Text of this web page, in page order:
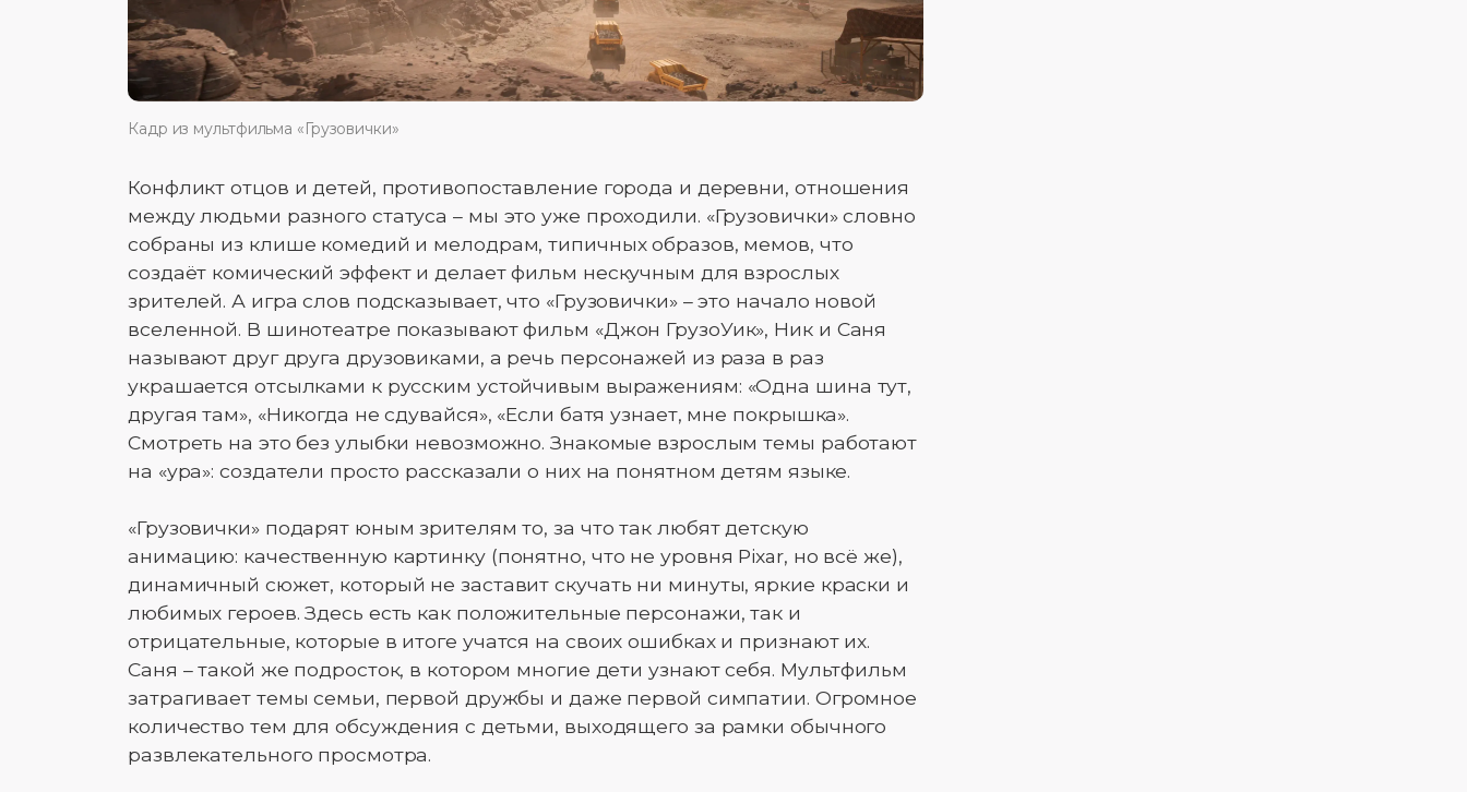
Кадр из мультфильма «Грузовички»
Конфликт отцов и детей, противопоставление города и деревни, отношения
между людьми разного статуса – мы это уже проходили. «Грузовички» словно
собраны из клише комедий и мелодрам, типичных образов, мемов, что
создаёт комический эффект и делает фильм нескучным для взрослых
зрителей. А игра слов подсказывает, что «Грузовички» – это начало новой
вселенной. В шинотеатре показывают фильм «Джон ГрузоУик», Ник и Саня
называют друг друга друзовиками, а речь персонажей из раза в раз
украшается отсылками к русским устойчивым выражениям: «Одна шина тут,
другая там», «Никогда не сдувайся», «Если батя узнает, мне покрышка».
Смотреть на это без улыбки невозможно. Знакомые взрослым темы работают
на «ура»: создатели просто рассказали о них на понятном детям языке.
«Грузовички» подарят юным зрителям то, за что так любят детскую
анимацию: качественную картинку (понятно, что не уровня Pixar, но всё же),
динамичный сюжет, который не заставит скучать ни минуты, яркие краски и
любимых героев. Здесь есть как положительные персонажи, так и
отрицательные, которые в итоге учатся на своих ошибках и признают их.
Саня – такой же подросток, в котором многие дети узнают себя. Мультфильм
затрагивает темы семьи, первой дружбы и даже первой симпатии. Огромное
количество тем для обсуждения с детьми, выходящего за рамки обычного
развлекательного просмотра.